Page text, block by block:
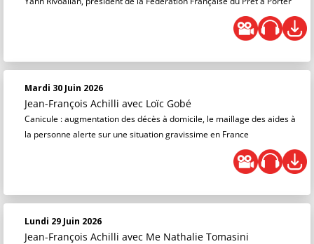
Mardi 30 Juin 2026
Jean-François Achilli avec Loïc Gobé
Canicule : augmentation des décès à domicile, le maillage des aides à
la personne alerte sur une situation gravissime en France
Lundi 29 Juin 2026
Jean-François Achilli avec Me Nathalie Tomasini